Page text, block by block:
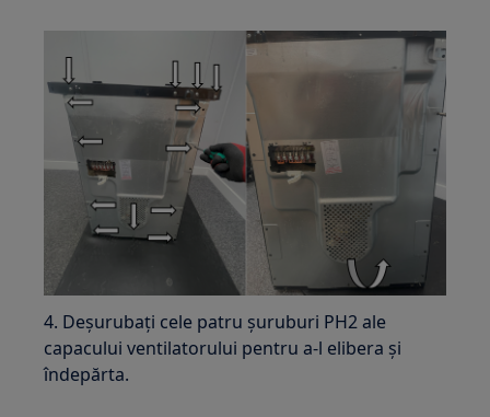
4. Deșurubați cele patru șuruburi PH2 ale
capacului ventilatorului pentru a-l elibera și
îndepărta.